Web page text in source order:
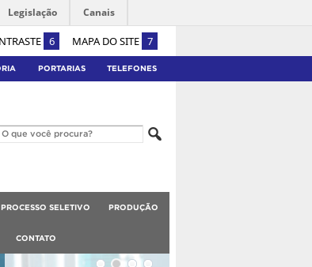
6 MAPA DO SITE 7
Legislação Canais
PORTARIAS TELEFONES
PROCESSO SELETIVO PRODUÇÃO
CONTATO